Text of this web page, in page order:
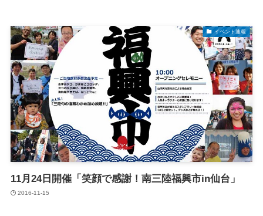
イベント速報
11月24日開催「笑顔で感謝！南三陸福興市in仙台」
2016-11-15